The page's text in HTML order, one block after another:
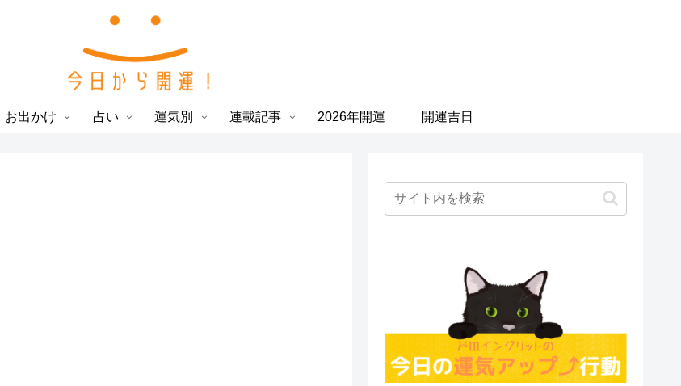
お出かけ 占い 運気別 連載記事 2026年開運 開運吉日